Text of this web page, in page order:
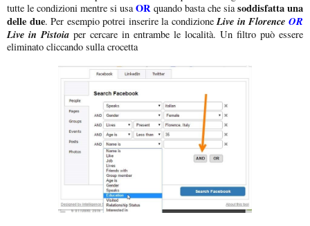
tutte le condizioni mentre si usaOR quando basta che siasoddisfatta una
delle due. Per esempio potrei inserire la condizioneLive in FlorenceOR
Live in Pistoia per cercare in entrambe le località. Un filtro può essere
eliminato cliccando sulla crocetta